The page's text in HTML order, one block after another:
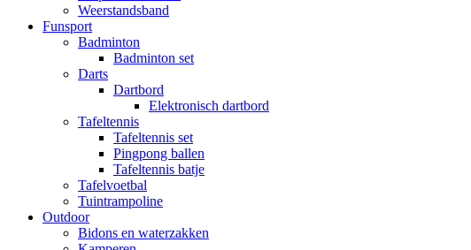
Weerstandsband
Funsport
Badminton
Badminton set
Darts
Dartbord
Elektronisch dartbord
Tafeltennis
Tafeltennis set
Pingpong ballen
Tafeltennis batje
Tafelvoetbal
Tuintrampoline
Outdoor
Bidons en waterzakken